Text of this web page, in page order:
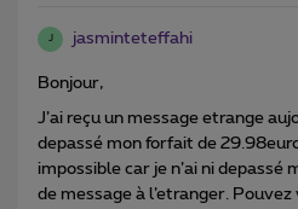
J jasminteteffahi
Bonjour,
J’ai reçu un message etrange
depassé mon forfait de
impossible car je n’ai ni depassé
de message à l’etranger. Pouvez